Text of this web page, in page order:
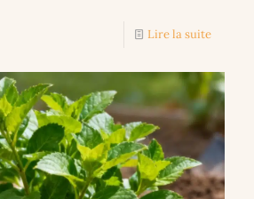
Lire la suite